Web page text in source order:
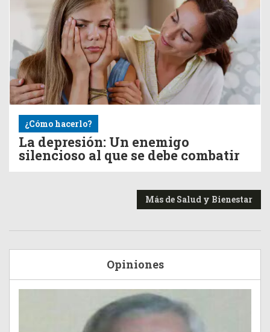
¿Cómo hacerlo?
La depresión: Un enemigo
silencioso al que se debe combatir
Más de Salud y Bienestar
Opiniones